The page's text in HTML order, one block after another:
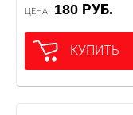
ЦЕНА 180 РУБ.
КУПИТЬ